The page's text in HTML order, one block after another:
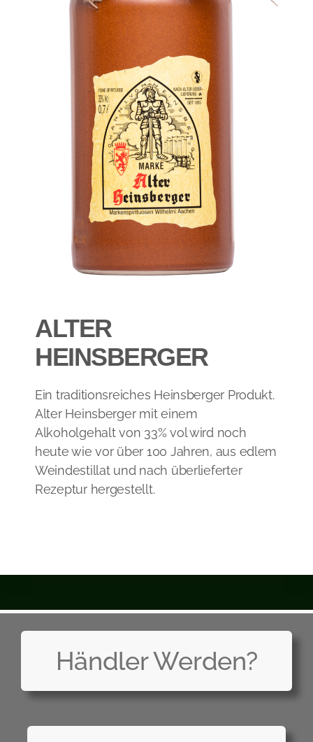
ALTER
HEINSBERGER
​Ein traditionsreiches Heinsberger Produkt.
Alter Heinsberger mit einem
Alkoholgehalt von 33% vol wird noch
heute wie vor über 100 Jahren, aus edlem
Weindestillat und nach überlieferter
Rezeptur hergestellt.
Händler Werden?